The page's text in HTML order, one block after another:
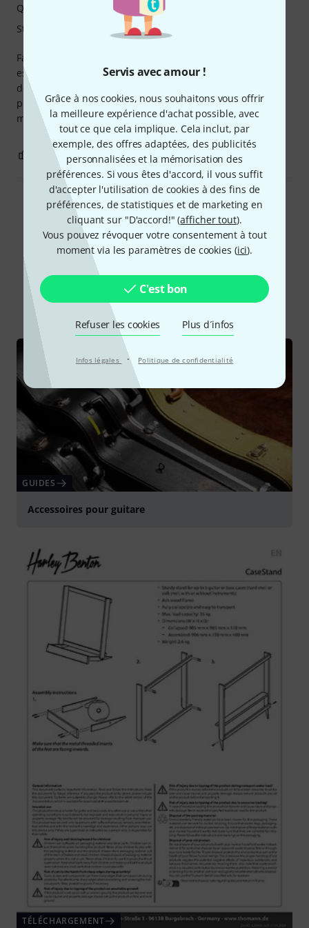
Servis avec amour !
Grâce à nos cookies, nous souhaitons vous offrir
la meilleure expérience d'achat possible, avec
tout ce que cela implique. Cela inclut, par
exemple, des offres adaptées, des publicités
personnalisées et la mémorisation des
préférences. Si vous êtes d'accord, il vous suffit
d'accepter l'utilisation de cookies à des fins de
préférences, de statistiques et de marketing en
cliquant sur "D'accord!" (afficher tout).
Vous pouvez révoquer votre consentement à tout
moment via les paramètres de cookies (ici).
C'est bon
Refuser les cookies Plus d´infos
Infos légales · Politique de confidentialité
Facile à monter pour un non bricoleur comme moi, ce qui
est déjà énorme !! Ensuite, il fait ce qu'il a à faire, il permet
de ranger les guitares avec les étuis ou les housses... Et en
plus c'est beau dans la déco de la pièce qui est dédiée à la
musique !!
Qualité de fabrication
Stabilité
0 SIGNALER L'ÉVALUATION
Lire toutes les évaluations
Le saviez-vous?
Tout Guides Téléchargements
GUIDES
Accessoires pour guitare
TÉLÉCHARGEMENT